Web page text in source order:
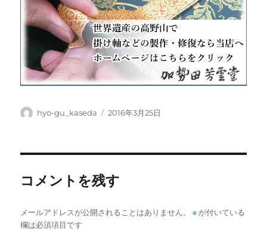
投
hyo-gu_kaseda
投
2016年3月25日
コメントを残す
メールアドレスが公開されることはありません。 ※ が付いている
欄は必須項目です